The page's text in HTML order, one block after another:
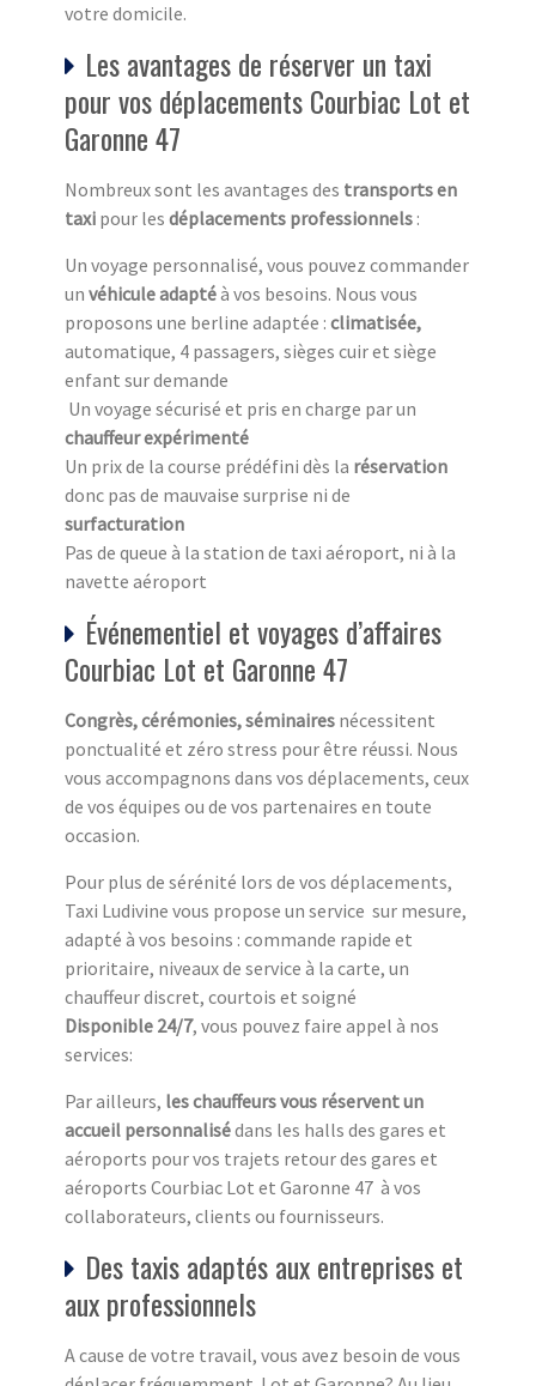
votre domicile.
Les avantages de réserver un taxi
pour vos déplacements Courbiac Lot et
Garonne 47
Nombreux sont les avantages des transports en
taxi pour les déplacements professionnels :
Un voyage personnalisé, vous pouvez commander
un véhicule adaptéà vos besoins. Nous vous
proposons une berline adaptée : climatisée,
automatique, 4 passagers, sièges cuir et siège
enfant sur demande
Un voyage sécurisé et pris en charge par un
chauffeur expérimenté
Un prix de la course prédéfini dès la réservation
donc pas de mauvaise surprise ni de
surfacturation
Pas de queue à la station de taxi aéroport, ni à la
navette aéroport
Événementiel et voyages d’affaires
Courbiac Lot et Garonne 47
Congrès, cérémonies, séminaires nécessitent
ponctualité et zéro stress pour être réussi. Nous
vous accompagnons dans vos déplacements, ceux
de vos équipes ou de vos partenaires en toute
occasion.
Pour plus de sérénité lors de vos déplacements,
Taxi Ludivine vous propose un service sur mesure,
adapté à vos besoins : commande rapide et
prioritaire, niveaux de service à la carte, un
chauffeur discret, courtois et soigné
Disponible 24/7, vous pouvez faire appel à nos
services:
Par ailleurs, les chauffeurs vous réservent un
accueil personnalisédans les halls des gares et
aéroports pour vos trajets retour des gares et
aéroports Courbiac Lot et Garonne 47 à vos
collaborateurs, clients ou fournisseurs.
Des taxis adaptés aux entreprises et
aux professionnels
A cause de votre travail, vous avez besoin de vous